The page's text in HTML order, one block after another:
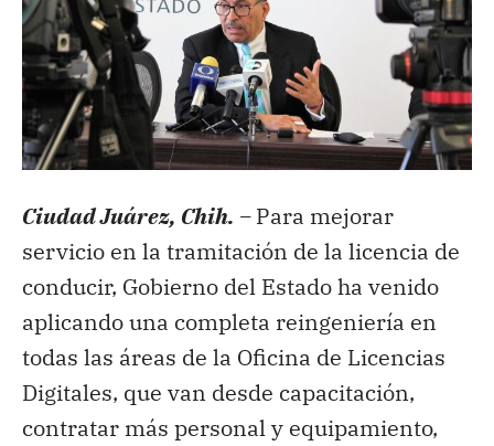
Ciudad Juárez, Chih. –Para mejorar
servicio en la tramitación de la licencia de
conducir, Gobierno del Estado ha venido
aplicando una completa reingeniería en
todas las áreas de la Oficina de Licencias
Digitales, que van desde capacitación,
contratar más personal y equipamiento,